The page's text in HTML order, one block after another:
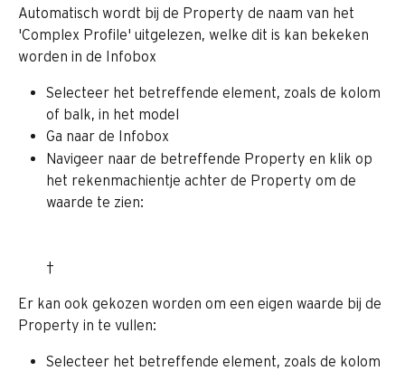
Automatisch wordt bij de Property de naam van het
'Complex Profile' uitgelezen, welke dit is kan bekeken
worden in de Infobox
Selecteer het betreffende element, zoals de kolom
of balk, in het model
Ga naar de Infobox
Navigeer naar de betreffende Property en klik op
het rekenmachientje achter de Property om de
waarde te zien:
†
Er kan ook gekozen worden om een eigen waarde bij de
Property in te vullen:
Selecteer het betreffende element, zoals de kolom